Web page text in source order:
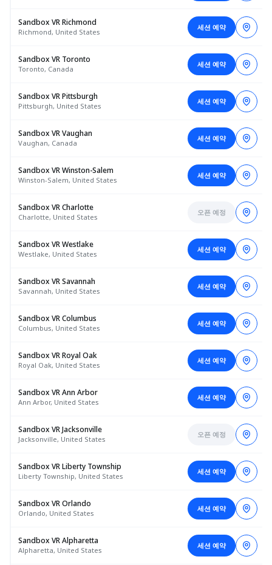
Sandbox VR Richmond
Richmond, United States
세션 예약
Sandbox VR Toronto
Toronto, Canada
세션 예약
Sandbox VR Pittsburgh
Pittsburgh, United States
세션 예약
Sandbox VR Vaughan
Vaughan, Canada
세션 예약
Sandbox VR Winston-Salem
Winston-Salem, United States
세션 예약
Sandbox VR Charlotte
Charlotte, United States
오픈 예정
Sandbox VR Westlake
Westlake, United States
세션 예약
Sandbox VR Savannah
Savannah, United States
세션 예약
Sandbox VR Columbus
Columbus, United States
세션 예약
Sandbox VR Royal Oak
Royal Oak, United States
세션 예약
Sandbox VR Ann Arbor
Ann Arbor, United States
세션 예약
Sandbox VR Jacksonville
Jacksonville, United States
오픈 예정
Sandbox VR Liberty Township
Liberty Township, United States
세션 예약
Sandbox VR Orlando
Orlando, United States
세션 예약
Sandbox VR Alpharetta
Alpharetta, United States
세션 예약